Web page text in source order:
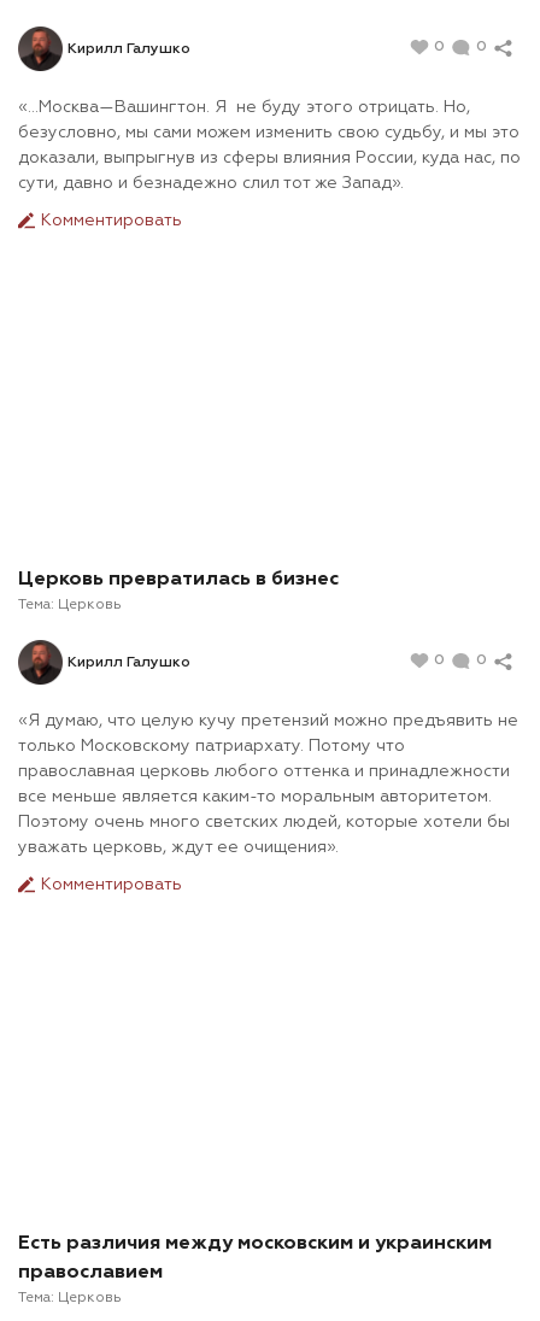
Кирилл Галушко 0 0
«…Москва—Вашингтон. Я не буду этого отрицать. Но,
безусловно, мы сами можем изменить свою судьбу, и мы это
доказали, выпрыгнув из сферы влияния России, куда нас, по
сути, давно и безнадежно слил тот же Запад».
Комментировать
Церковь превратилась в бизнес
Тема: Церковь
Кирилл Галушко 0 0
«Я думаю, что целую кучу претензий можно предъявить не
только Московскому патриархату. Потому что
православная церковь любого оттенка и принадлежности
все меньше является каким-то моральным авторитетом.
Поэтому очень много светских людей, которые хотели бы
уважать церковь, ждут ее очищения».
Комментировать
Есть различия между московским и украинским
православием
Тема: Церковь